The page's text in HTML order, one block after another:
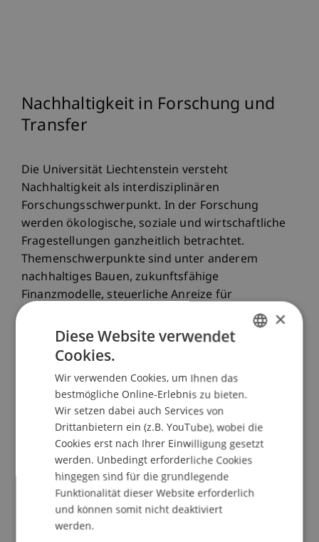
Nachhaltigkeit in Forschung und
Transfer
Die Universität Liechtenstein versteht
Nachhaltigkeit als interdisziplinären
Forschungsschwerpunkt. In der Forschung
werden ökologische, soziale und wirtschaftliche
Fragestellungen ganzheitlich betrachtet.
Themenschwerpunkte sind unter anderem
nachhaltiges Bauen, zukunftsfähige
Finanzmodelle, steuerliche Anreize für
nachhaltiges Wirtschaften sowie die Gestaltung
resilienter Städte. Durch praxisnahe Forschung,
starke Partnerschaften und den Fokus auf
die zur nachhaltigen Transformation beitragen.
×
Diese Website verwendet
Cookies.
Wir verwenden Cookies, um Ihnen das
bestmögliche Online-Erlebnis zu bieten.
Wir setzen dabei auch Services von
Drittanbietern ein (z.B. YouTube), wobei die
Cookies erst nach Ihrer Einwilligung gesetzt
werden. Unbedingt erforderliche Cookies
hingegen sind für die grundlegende
Funktionalität dieser Website erforderlich
und können somit nicht deaktiviert
werden.